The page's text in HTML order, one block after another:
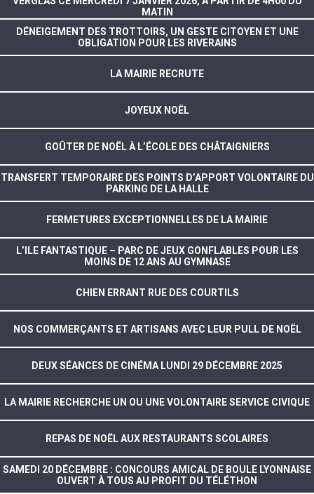
MATIN
DÉNEIGEMENT DES TROTTOIRS, UN GESTE CITOYEN ET UNE
OBLIGATION POUR LES RIVERAINS
LA MAIRIE RECRUTE
JOYEUX NOËL
GOÛTER DE NOËL À L’ÉCOLE DES CHÂTAIGNIERS
TRANSFERT TEMPORAIRE DES POINTS D’APPORT VOLONTAIRE DU
PARKING DE LA HALLE
FERMETURES EXCEPTIONNELLES DE LA MAIRIE
L’ILE FANTASTIQUE – PARC DE JEUX GONFLABLES POUR LES
MOINS DE 12 ANS AU GYMNASE
CHIEN ERRANT RUE DES COURTILS
NOS COMMERÇANTS ET ARTISANS AVEC LEUR PULL DE NOËL
DEUX SÉANCES DE CINÉMA LUNDI 29 DÉCEMBRE 2025
LA MAIRIE RECHERCHE UN OU UNE VOLONTAIRE SERVICE CIVIQUE
REPAS DE NOËL AUX RESTAURANTS SCOLAIRES
SAMEDI 20 DÉCEMBRE : CONCOURS AMICAL DE BOULE LYONNAISE
OUVERT À TOUS AU PROFIT DU TÉLÉTHON